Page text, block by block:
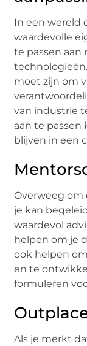
In een wereld
waardevolle
te passen
moet zijn om
van industrie
aan te passen
blijven in een
Overweeg om
je kan
waardevol
helpen om je
ook helpen
en te
formuleren
Als je merkt